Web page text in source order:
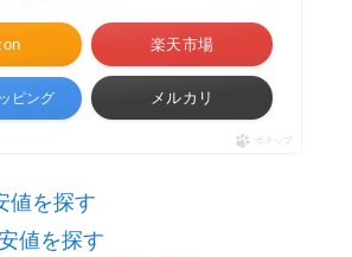
楽天市場
ピング メルカリ
ポチップ
値を探す
値を探す